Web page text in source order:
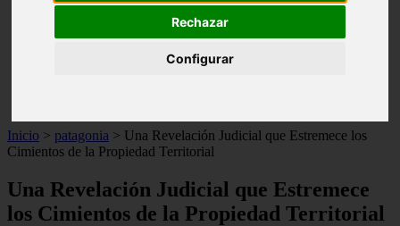
Rechazar
Configurar
gijon
live
Inicio > patagonia > Una Revelación Judicial que Estremece los
Cimientos de la Propiedad Territorial
Una Revelación Judicial que Estremece
los Cimientos de la Propiedad Territorial